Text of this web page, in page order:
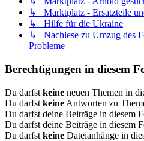
↳ Marktplatz - Ersatzteile
↳ Hilfe für die Ukraine
↳ Nachlese zu Umzug des
Probleme
Berechtigungen in diesem
Du darfst keine neuen Themen in
Du darfst keine Antworten zu
Du darfst deine Beiträge in diesem
Du darfst deine Beiträge in diesem
Du darfst keine Dateianhänge in